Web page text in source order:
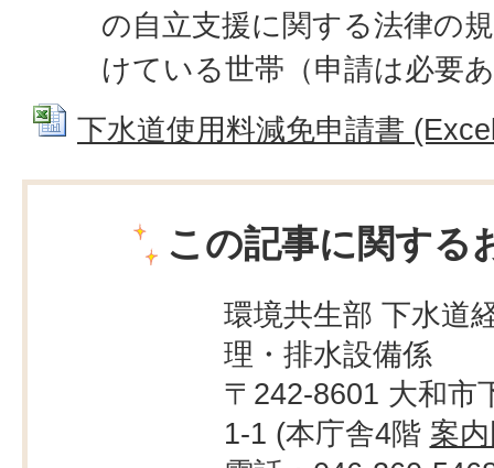
の自立支援に関する法律の
けている世帯（申請は必要
下水道使用料減免申請書
この記事に関する
環境共生部 下水道
理・排水設備係
〒242-8601 大和市
1-1 (本庁舎4階 案